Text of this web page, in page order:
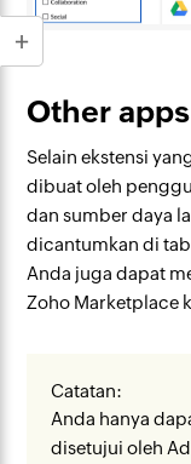
Other apps
Selain ekstensi
dibuat oleh
dan sumber daya
dicantumkan di
Anda juga dapat
Zoho Marketplace
Catatan:
Anda hanya
disetujui oleh